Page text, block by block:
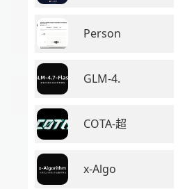
Person
GLM-4.
COTA-超
x-Algo